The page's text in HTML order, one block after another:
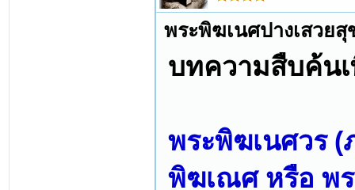
พระพิฆเนศปางเสวย
บทความสืบค้น
พระพิฆเนศวร
พิฆเณศ หรือ พ